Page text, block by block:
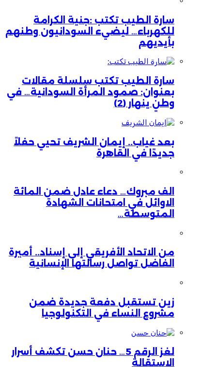
سارة الطيب تكتب :جنية الكرامة
للكهرباء… ليضيء السودانيون وطنهم
بأيديهم
سارة الطيب تكتب سلسلة مقالات
بعنوان: صمود المرأة السودانية… في
وطنٍ ينهار (2)
بعد غياب.. إيمان الشريف تحيي حفلاً
جديدًا في القاهرة
الف مبروك… دعاء عادل ضمن المائة
الاوائل في امتحانات الشهادة
المتوسطة…
من الاتحاد الأفريقي إلى إسناد.. أميرة
الفاضل تواصل رسالتها الإنسانية
زين تستقبل دفعة جديدة ضمن
مشروع النساء في التكنولوجيا
لغز الرقم 5… حنان حسن تكشف أسرار
الاستقالة